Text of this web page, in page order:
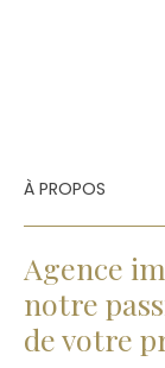
À PROPOS
Agence
notre
de votre